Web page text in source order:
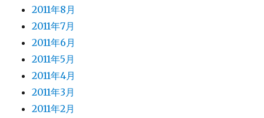
2011年8月
2011年7月
2011年6月
2011年5月
2011年4月
2011年3月
2011年2月